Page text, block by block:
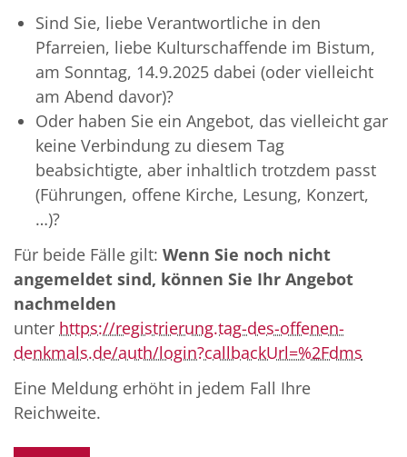
Sind Sie, liebe Verantwortliche in den
Pfarreien, liebe Kulturschaffende im Bistum,
am Sonntag, 14.9.2025 dabei (oder vielleicht
am Abend davor)?
Oder haben Sie ein Angebot, das vielleicht gar
keine Verbindung zu diesem Tag
beabsichtigte, aber inhaltlich trotzdem passt
(Führungen, offene Kirche, Lesung, Konzert,
…)?
Für beide Fälle gilt: Wenn Sie noch nicht
angemeldet sind, können Sie Ihr Angebot
nachmelden
unter https://registrierung.tag-des-offenen-
denkmals.de/auth/login?callbackUrl=%2Fdms
Eine Meldung erhöht in jedem Fall Ihre
Reichweite.